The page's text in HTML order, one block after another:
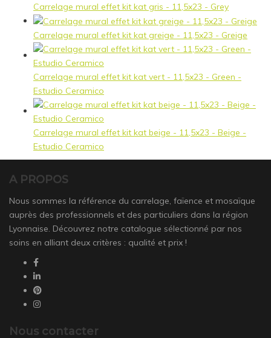
Carrelage mural effet kit kat gris - 11,5x23 - Grey
Carrelage mural effet kit kat greige - 11,5x23 - Greige
Carrelage mural effet kit kat vert - 11,5x23 - Green -
Estudio Ceramico
Carrelage mural effet kit kat beige - 11,5x23 - Beige -
Estudio Ceramico
A PROPOS
Nous sommes la référence du carrelage, faïence et mosaïque
auprès des professionnels et des particuliers dans la région
Lyonnaise. Découvrez notre catalogue sélectionné par nos
soins en alliant deux critères : qualité et prix !
Nous contacter